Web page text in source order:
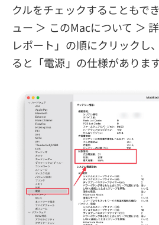
クルをチェックすることもで
ュー ＞ このMacについて ＞
レポート」の順にクリックし
ると「電源」の仕様があります